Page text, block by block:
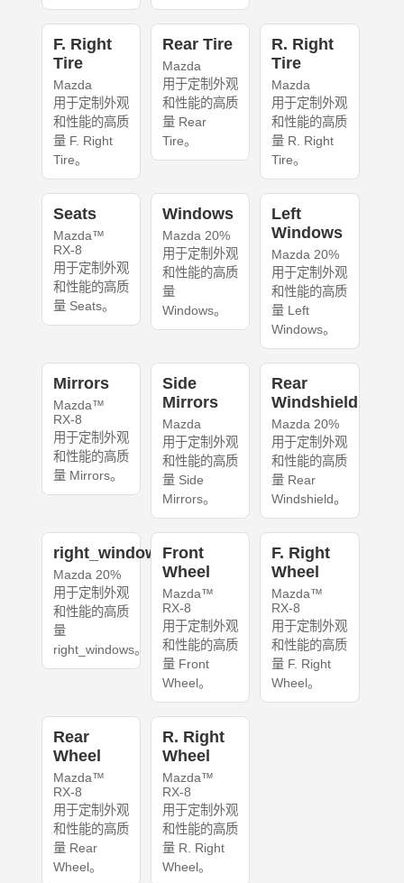
F. Right
Tire
Mazda
用于定制外观
和性能的高质
量 F. Right
Tire。
Rear Tire
Mazda
用于定制外观
和性能的高质
量 Rear
Tire。
R. Right
Tire
Mazda
用于定制外观
和性能的高质
量 R. Right
Tire。
Seats
Mazda™
RX-8
用于定制外观
和性能的高质
量 Seats。
Windows
Mazda 20%
用于定制外观
和性能的高质
量
Windows。
Left
Windows
Mazda 20%
用于定制外观
和性能的高质
量 Left
Windows。
Mirrors
Mazda™
RX-8
用于定制外观
和性能的高质
量 Mirrors。
Side
Mirrors
Mazda
用于定制外观
和性能的高质
量 Side
Mirrors。
Rear
Windshield
Mazda 20%
用于定制外观
和性能的高质
量 Rear
Windshield。
right_windows
Mazda 20%
用于定制外观
和性能的高质
量
right_windows。
Front
Wheel
Mazda™
RX-8
用于定制外观
和性能的高质
量 Front
Wheel。
F. Right
Wheel
Mazda™
RX-8
用于定制外观
和性能的高质
量 F. Right
Wheel。
Rear
Wheel
Mazda™
RX-8
用于定制外观
和性能的高质
量 Rear
Wheel。
R. Right
Wheel
Mazda™
RX-8
用于定制外观
和性能的高质
量 R. Right
Wheel。